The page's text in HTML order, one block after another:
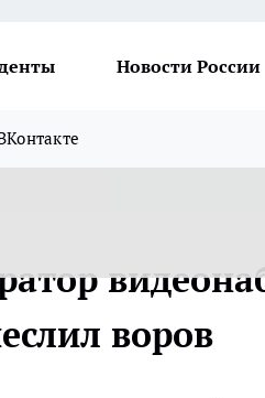
Новости России
воров